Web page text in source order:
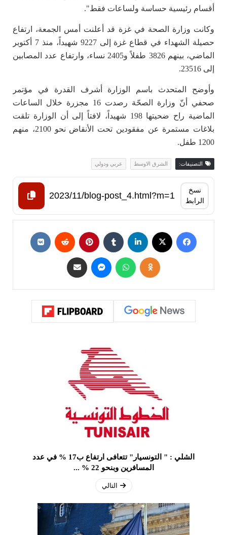
أقسام رئيسية حساسة ولساعات فقط".
وكانت وزارة الصحة في غزة قد أعلنت أمس الجمعة، ارتفاع
حصيلة الشهداء في قطاع غزة إلى 9227 شهيداً، منذ 7 أكتوبر
الماضي، بينهم 3826 طفلاً و2405 نساء، وارتفاع عدد المصابين
إلى 23516.
وأوضح المتحدث باسم الوزارة أشرف القدرة في مؤتمر
صحفي أنّ وزارة الصحّة رصدت 16 مجزرة خلال الساعات
الماضية راح ضحيتها 198 شهيداً، لافتاً إلى أن الوزارة تلقت
بلاغات مستمرة عن مفقودين تحت الأنقاض نحو 2100، منهم
1200 طفل.
التصنيفات: الشرق الاوسط عربي ودولي
نسخ
الرابط
الشلي : " التونسيار" تتعافى ارتفاع ب17 % في عدد
المسافرين وبنحو 22 % ...
التالي